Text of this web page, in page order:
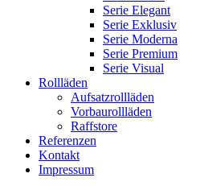
Serie Elegant
Serie Exklusiv
Serie Moderna
Serie Premium
Serie Visual
Rollläden
Aufsatzrollläden
Vorbaurollläden
Raffstore
Referenzen
Kontakt
Impressum